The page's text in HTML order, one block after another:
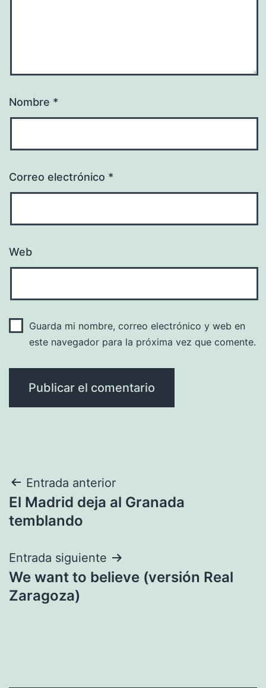
Nombre *
Correo electrónico *
Web
Guarda mi nombre, correo electrónico y web en
este navegador para la próxima vez que comente.
Navegación
de
Entrada anterior
El Madrid deja al Granada
temblando
Entrada siguiente
We want to believe (versión Real
Zaragoza)